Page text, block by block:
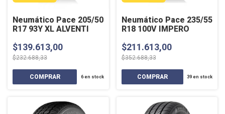
Neumático Pace 205/50
R17 93Y XL ALVENTI
$139.613,00
$232.688,33
6en stock
Neumático Pace 235/55
R18 100V IMPERO
$211.613,00
$352.688,33
39 en stock